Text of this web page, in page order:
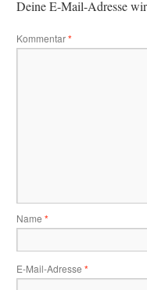
Deine E-Mail-Adresse
Kommentar*
Name *
E-Mail-Adresse *